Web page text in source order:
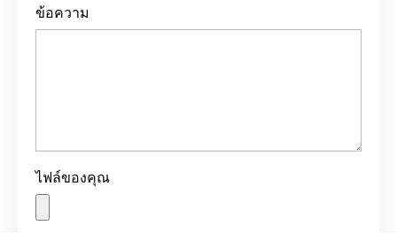
ข้อความ
ไฟล์ของคุณ